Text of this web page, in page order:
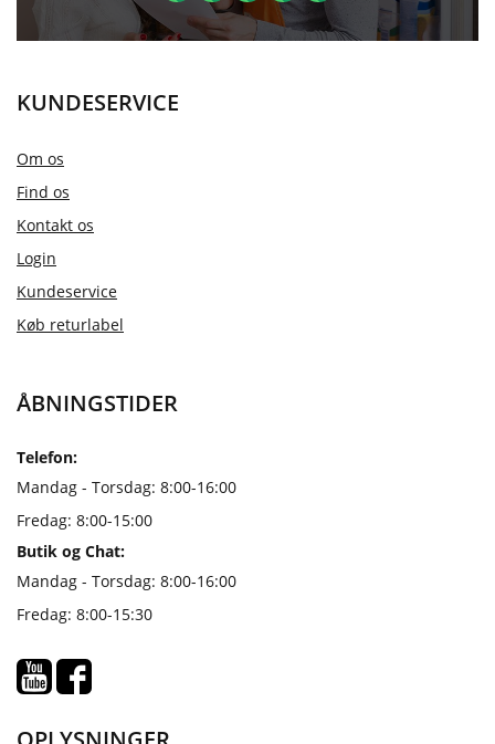
KUNDESERVICE
Om os
Find os
Kontakt os
Login
Kundeservice
Køb returlabel
ÅBNINGSTIDER
Telefon:
Mandag - Torsdag: 8:00-16:00
Fredag: 8:00-15:00
Butik og Chat:
Mandag - Torsdag: 8:00-16:00
Fredag: 8:00-15:30